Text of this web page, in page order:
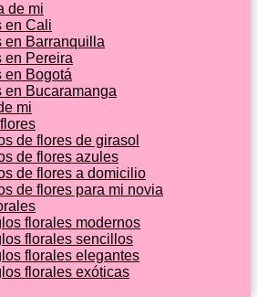
de mi
en Cali
en Barranquilla
en Pereira
en Bogotá
en Bucaramanga
mi
de flores de girasol
de flores azules
de flores a domicilio
de flores para mi novia
florales modernos
florales sencillos
florales elegantes
florales exóticas